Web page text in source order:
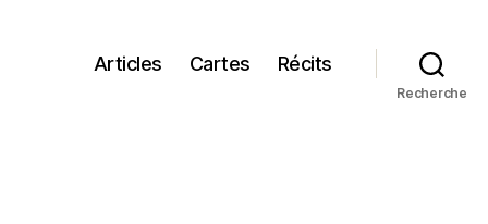
Articles Cartes Récits
Recherche